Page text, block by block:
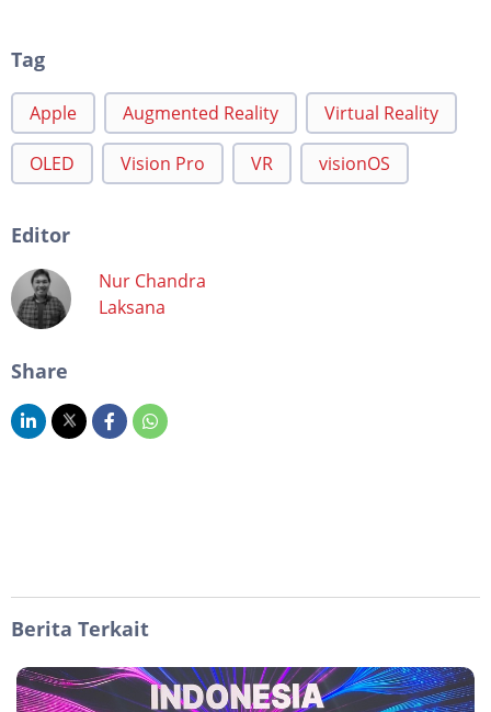
Tag
Apple Augmented Reality Virtual Reality
OLED Vision Pro VR visionOS
Editor
Nur Chandra
Laksana
Share
Berita Terkait